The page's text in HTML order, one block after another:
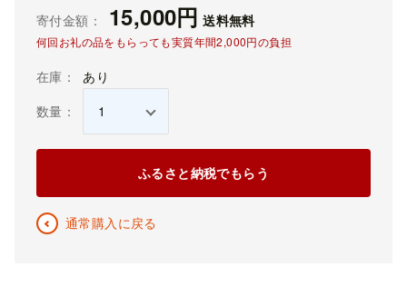
寄付金額 ： 15,000円 送料無料
何回お礼の品をもらっても実質年間2,000円の負担
在庫 ：
あり
数量 ：
ふるさと納税でもらう
通常購入に戻る